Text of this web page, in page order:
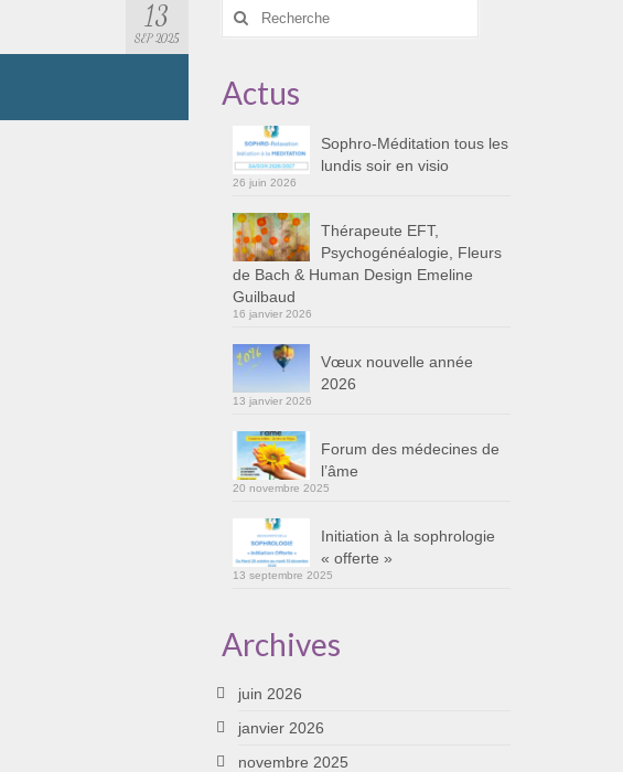
13
SEP 2025
Rechercher
Actus
Sophro-Méditation tous les
lundis soir en visio
26 juin 2026
Thérapeute EFT,
Psychogénéalogie, Fleurs
de Bach & Human Design Emeline
Guilbaud
16 janvier 2026
Vœux nouvelle année
2026
13 janvier 2026
Forum des médecines de
l’âme
20 novembre 2025
Initiation à la sophrologie
« offerte »
13 septembre 2025
Archives
juin 2026
janvier 2026
novembre 2025